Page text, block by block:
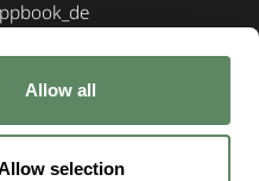
Allow all
selection
ON YOU - Der